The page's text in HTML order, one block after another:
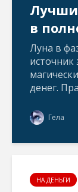
в
Луна в
источник
денег.
Гела
НА ДЕНЬГИ